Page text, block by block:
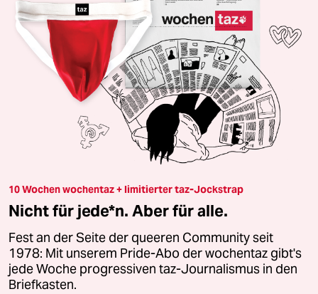
10 Wochen wochentaz + limitierter taz-Jockstrap
Nicht für jede*n. Aber für alle.
Fest an der Seite der queeren Community seit
1978: Mit unserem Pride-Abo der wochentaz gibt's
jede Woche progressiven taz-Journalismus in den
Briefkasten.